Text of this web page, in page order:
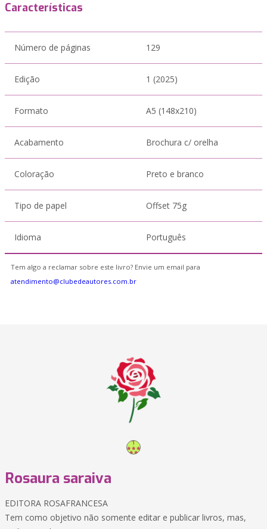
Características
Número de páginas 129
Edição 1 (2025)
Formato A5 (148x210)
Acabamento Brochura c/ orelha
Coloração Preto e branco
Tipo de papel Offset 75g
Idioma Português
Tem algo a reclamar sobre este livro? Envie um email para
atendimento@clubedeautores.com.br
Rosaura saraiva
EDITORA ROSAFRANCESA
Tem como objetivo não somente editar e publicar livros, mas,